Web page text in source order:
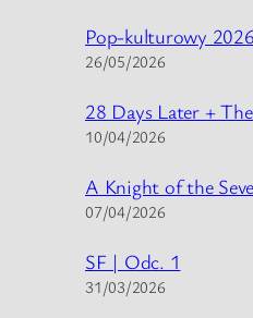
Pop-kulturowy 2026
26/05/2026
28 Days Later +
10/04/2026
A Knight of the
07/04/2026
SF | Odc. 1
31/03/2026